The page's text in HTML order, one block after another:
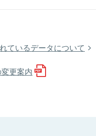
ているデータについて
更案内